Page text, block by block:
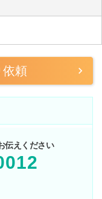
依頼
伝えください